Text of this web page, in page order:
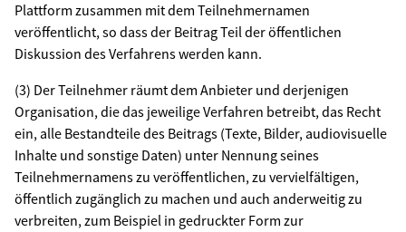
Plattform zusammen mit dem Teilnehmernamen
veröffentlicht, so dass der Beitrag Teil der öffentlichen
Diskussion des Verfahrens werden kann.
(3) Der Teilnehmer räumt dem Anbieter und derjenigen
Organisation, die das jeweilige Verfahren betreibt, das Recht
ein, alle Bestandteile des Beitrags (Texte, Bilder, audiovisuelle
Inhalte und sonstige Daten) unter Nennung seines
Teilnehmernamens zu veröffentlichen, zu vervielfältigen,
öffentlich zugänglich zu machen und auch anderweitig zu
verbreiten, zum Beispiel in gedruckter Form zur